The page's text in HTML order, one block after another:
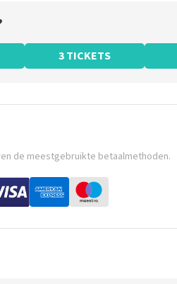
3 TICKETS
de meestgebruikte betaalmethoden.